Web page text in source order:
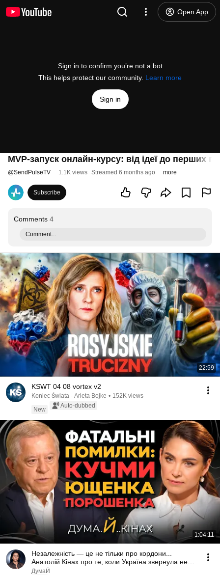
Open App
Sign in to confirm you’re not a bot
This helps protect our community. Learn more
Sign in
MVP-запуск онлайн-курсу: від ідеї до перших
@SendPulseTV 1.1K views Streamed 6 months ago more
Subscribe
Comments 4
Comment...
22:59
KSWT 04 08 vortex v2
Koniec Świata - Arleta Bojke • 152K views
New
Auto-dubbed
1:04:11
Незалежність — це не тільки про кордони...
Анатолій Кінах про те, коли Україна звернула не
туди
ДумаЙ